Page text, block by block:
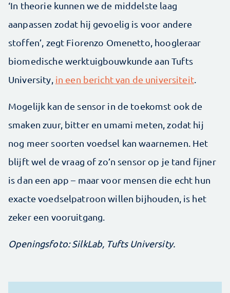
‘In theorie kunnen we de middelste laag
aanpassen zodat hij gevoelig is voor andere
stoffen’, zegt Fiorenzo Omenetto, hoogleraar
biomedische werktuigbouwkunde aan Tufts
University, in een bericht van de universiteit.
Mogelijk kan de sensor in de toekomst ook de
smaken zuur, bitter en umami meten, zodat hij
nog meer soorten voedsel kan waarnemen. Het
blijft wel de vraag of zo’n sensor op je tand fijner
is dan een app – maar voor mensen die echt hun
exacte voedselpatroon willen bijhouden, is het
zeker een vooruitgang.
Openingsfoto: SilkLab, Tufts University.